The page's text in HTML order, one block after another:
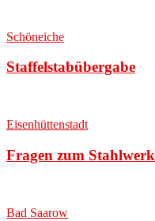
Schöneiche
Staffelstabübergabe
Eisenhüttenstadt
Fragen zum Stahlwerk
Bad Saarow